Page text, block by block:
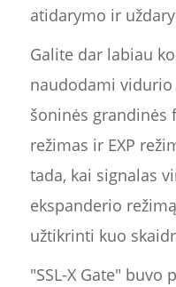
atidarymo ir
Galite dar labiau
naudodami
šoninės grandinės
režimas ir EXP
tada, kai signalas
ekspanderio
užtikrinti kuo
"SSL-X Gate"